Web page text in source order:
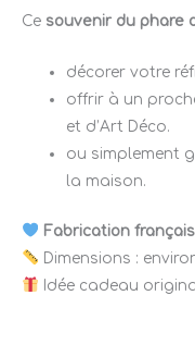
Ce souvenir du phare
décorer votre
offrir à un
et d’Art Déco.
ou simplement
la maison.
Fabrication
Dimensions :
Idée cadeau